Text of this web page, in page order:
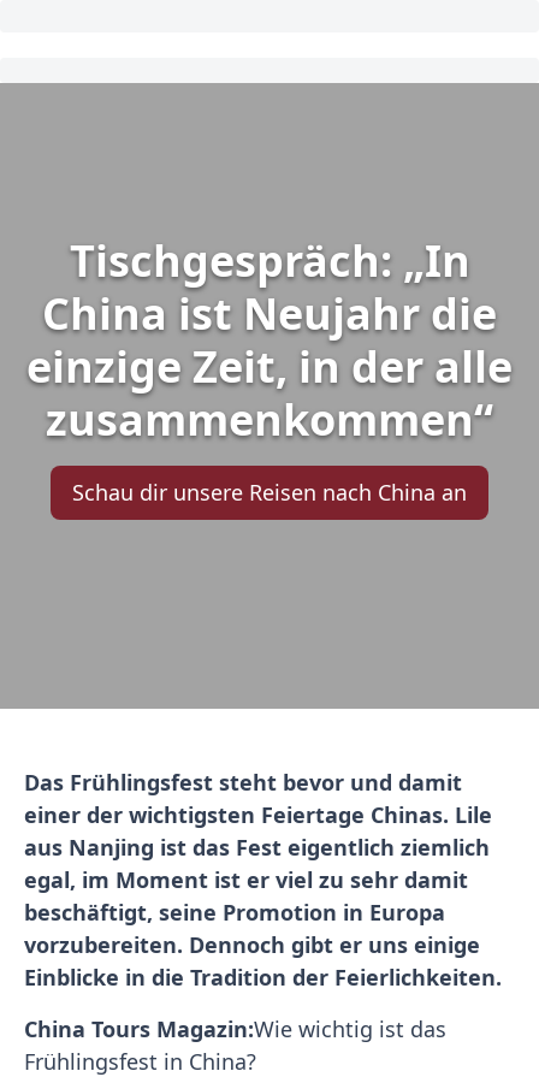
Tischgespräch: „In
China ist Neujahr die
einzige Zeit, in der alle
zusammenkommen“
Schau dir unsere Reisen nach China an
Das Frühlingsfest steht bevor und damit
einer der wichtigsten Feiertage Chinas. Lile
aus Nanjing ist das Fest eigentlich ziemlich
egal, im Moment ist er viel zu sehr damit
beschäftigt, seine Promotion in Europa
vorzubereiten. Dennoch gibt er uns einige
Einblicke in die Tradition der Feierlichkeiten.
China Tours Magazin:Wie wichtig ist das
Frühlingsfest in China?